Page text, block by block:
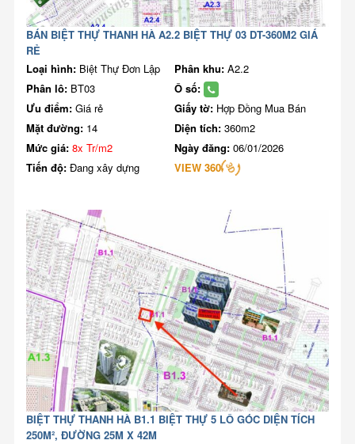
BÁN BIỆT THỰ THANH HÀ A2.2 BIỆT THỰ 03 DT-360M2 GIÁ
RẺ
Loại hình: Biệt Thự Đơn Lập Phân khu: A2.2
Phân lô: BT03
Ô số:
Ưu điểm: Giá rẻ Giấy tờ: Hợp Đồng Mua Bán
Mặt đường: 14 Diện tích: 360m2
Mức giá: 8x Tr/m2 Ngày đăng: 06/01/2026
Tiến độ: Đang xây dựng VIEW 360
BIỆT THỰ THANH HÀ B1.1 BIỆT THỰ 5 LÔ GÓC DIỆN TÍCH
250M², ĐƯỜNG 25M X 42M